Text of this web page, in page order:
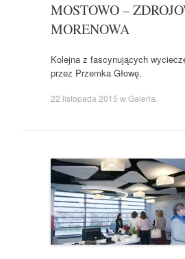
MOSTOWO –
MORENOWA
Kolejna z fascynujących
przez Przemka Głowę.
22 listopada 2015 wGaleria